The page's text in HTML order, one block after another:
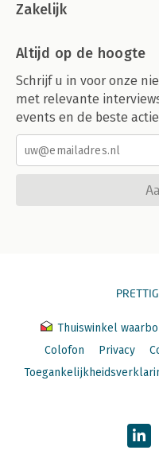
Zakelijk
Altijd op de hoogte
Schrijf u in voor onze
met relevante
events en de beste
Thuiswinkel
Colofon
Privacy